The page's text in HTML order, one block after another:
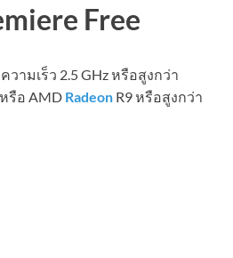
Free
ามเร็ว 2.5 GHz หรือสูงกว่า
หรือ AMD Radeon R9 หรือสูงกว่า